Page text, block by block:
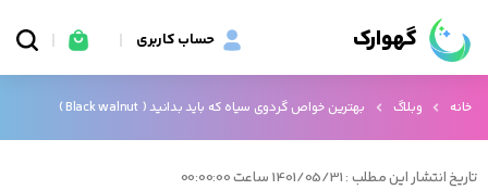
گهوارک حساب کاربری
خانه وبلاگ بهترین خواص گردوی سیاه که باید بدانید ( Black walnut )
تاریخ انتشار این مطلب : 1401/05/31 ساعت 00:00:00